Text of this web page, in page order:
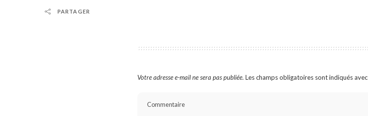
PARTAGER
Votre adresse e-mail ne sera pas publiée. Les champs obligatoires sont indiqués avec